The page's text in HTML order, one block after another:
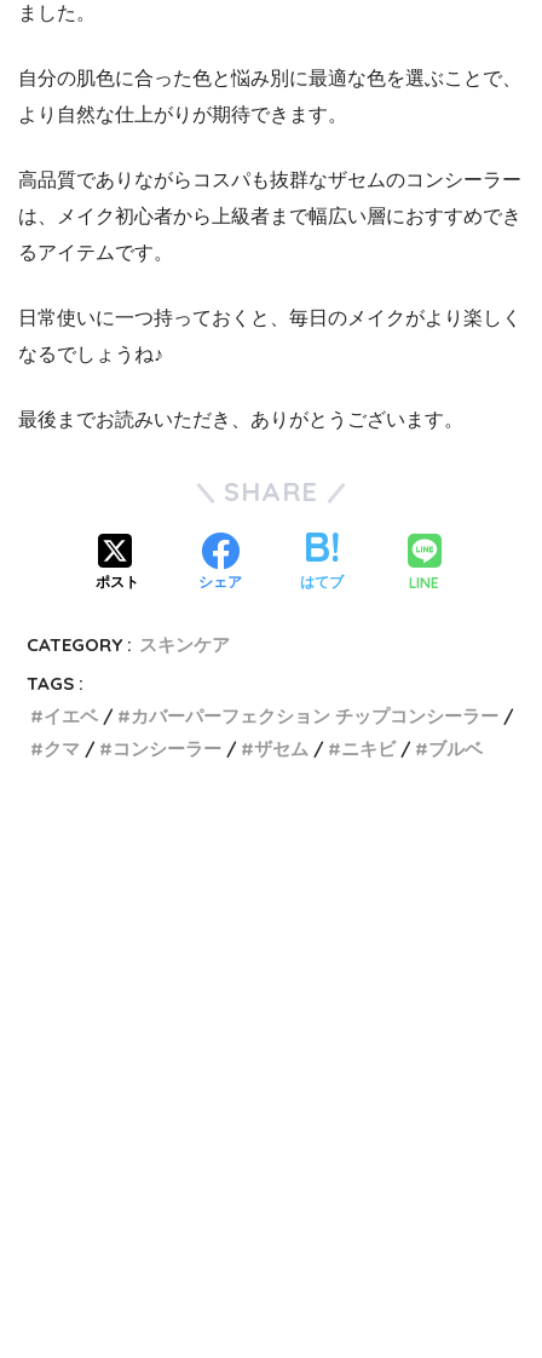
ました。
自分の肌色に合った色と悩み別に最適な色を選ぶことで、
より自然な仕上がりが期待できます。
高品質でありながらコスパも抜群なザセムのコンシーラー
は、メイク初心者から上級者まで幅広い層におすすめでき
るアイテムです。
日常使いに一つ持っておくと、毎日のメイクがより楽しく
なるでしょうね♪
最後までお読みいただき、ありがとうございます。
SHARE
ポスト シェア はてブ LINE
CATEGORY : スキンケア
TAGS :
イエベ
カバーパーフェクション チップコンシーラー
クマ
コンシーラー ザセム ニキビ ブルベ